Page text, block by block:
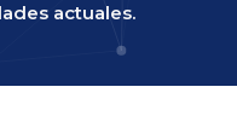
actuales.